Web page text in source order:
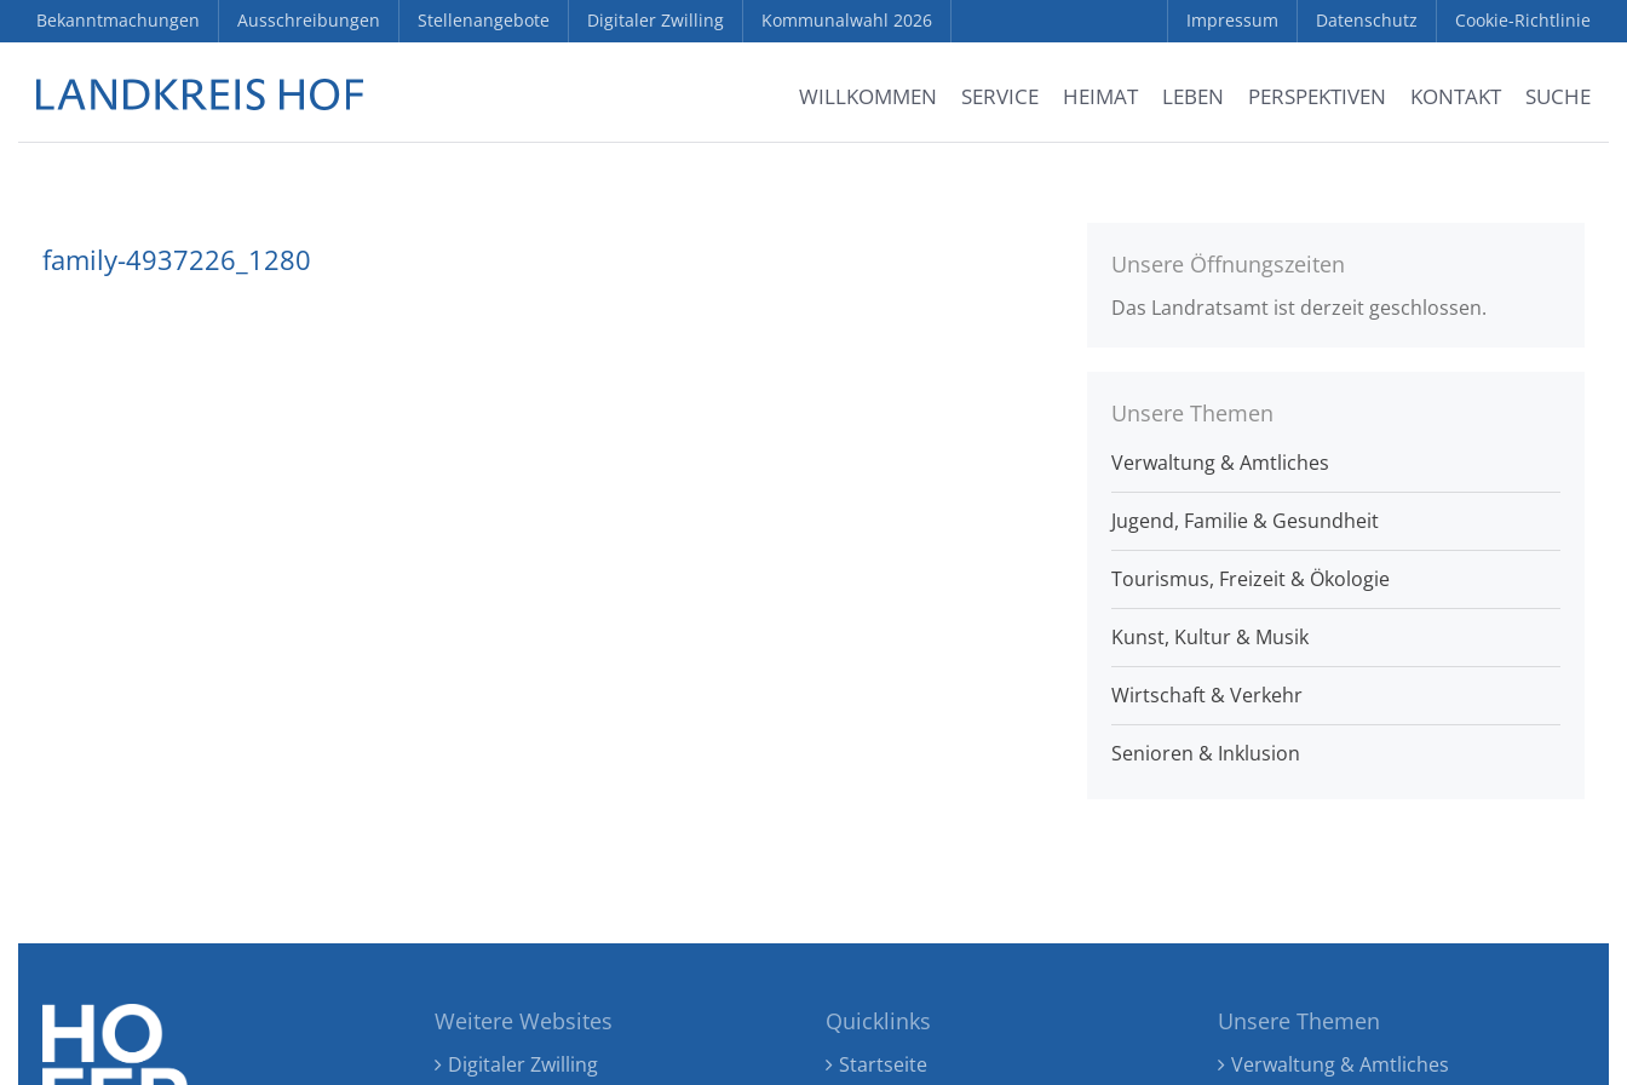
Bekanntmachungen Ausschreibungen Stellenangebote Digitaler Zwilling Kommunalwahl 2026 Impressum Datenschutz Cookie-Richtlinie
WILLKOMMEN SERVICE HEIMAT LEBEN PERSPEKTIVEN KONTAKT SUCHE
family-4937226_1280 Unsere Öffnungszeiten
Das Landratsamt ist derzeit geschlossen.
Unsere Themen
Verwaltung & Amtliches
Jugend, Familie & Gesundheit
Tourismus, Freizeit & Ökologie
Kunst, Kultur & Musik
Wirtschaft & Verkehr
Senioren & Inklusion
Weitere Websites
Digitaler Zwilling
Quicklinks
Startseite
Unsere Themen
Verwaltung & Amtliches